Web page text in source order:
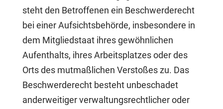
steht den Betroffenen ein Beschwerderecht
bei einer Aufsichtsbehörde, insbesondere in
dem Mitgliedstaat ihres gewöhnlichen
Aufenthalts, ihres Arbeitsplatzes oder des
Orts des mutmaßlichen Verstoßes zu. Das
Beschwerderecht besteht unbeschadet
anderweitiger verwaltungsrechtlicher oder